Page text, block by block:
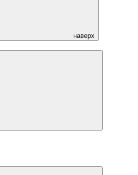
наверх